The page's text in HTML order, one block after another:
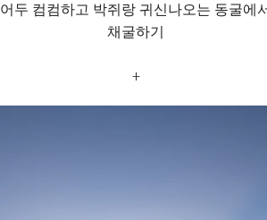
어두 컴컴하고 박쥐랑 귀신나오는 동굴에
채굴하기
+